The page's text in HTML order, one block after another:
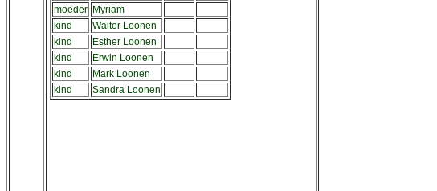
moeder Myriam
kind
Walter Loonen
kind
Esther Loonen
kind
Erwin Loonen
kind
Mark Loonen
kind
Sandra Loonen